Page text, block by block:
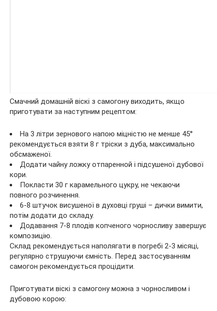
Смачний домашній віскі з самогону виходить, якщо
приготувати за наступним рецептом:
На 3 літри зернового напою міцністю не менше 45°
рекомендується взяти 8 г тріски з дуба, максимально
обсмаженої.
Додати чайну ложку отпаренной і підсушеної дубової
кори.
Покласти 30 г карамельного цукру, не чекаючи
повного розчинення.
6-8 штучок висушеної в духовці груші – дички вимити,
потім додати до складу.
Додавання 7-8 плодів копченого чорносливу завершує
композицію.
Склад рекомендується наполягати в погребі 2-3 місяці,
регулярно струшуючи ємність. Перед застосуванням
самогон рекомендується процідити.
Приготувати віскі з самогону можна з чорносливом і
дубовою корою: